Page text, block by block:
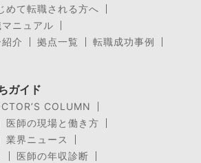
めて転職される方へ
ニュアル
介
拠点一覧
転職成功事例
ガイド
COLUMN
医師の現場と働き方
業界ニュース
医師の年収診断